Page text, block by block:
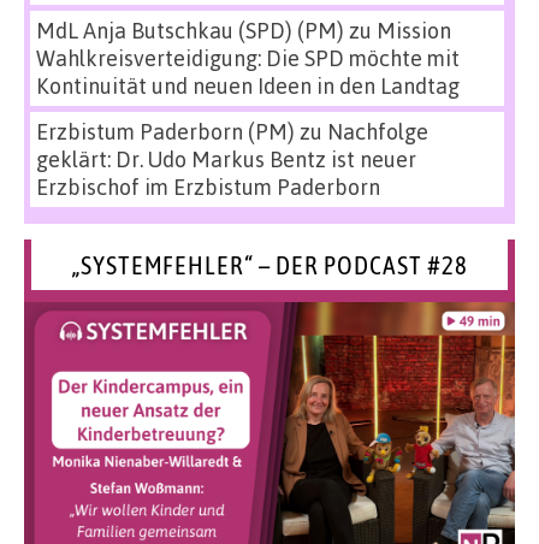
MdL Anja Butschkau (SPD) (PM) zu Mission
Wahlkreisverteidigung: Die SPD möchte mit
Kontinuität und neuen Ideen in den Landtag
Erzbistum Paderborn (PM) zu Nachfolge
geklärt: Dr. Udo Markus Bentz ist neuer
Erzbischof im Erzbistum Paderborn
„SYSTEMFEHLER“ – DER PODCAST #28